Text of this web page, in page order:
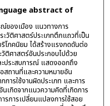
abstract of
ของเมือง แนวทางการ
วัติศาสตร์ประเภทตึกแถวที่เป็น
โภคนิยม ได้สร้างแรงกดดันต่อ
ติศาสตร์อันประกอบไปด้วย
ประสบการณ์ แสดงออกถึง
สถานที่และความหมายอัน
ารใช้งานผิดประเภท และการ
นเกิดจากแนวความคิดที่เกิดการ
รการเปลี่ยนแปลงการใช้สอย